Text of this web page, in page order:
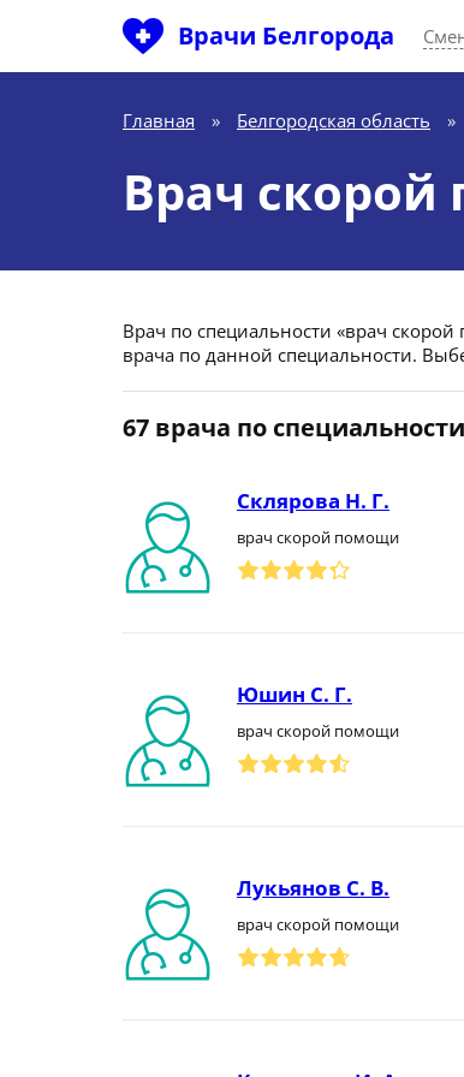
Врачи Белгорода
Главная » Белгородская область »
Врач
Врач по специальности «врач скорой
врача по данной специальности.
67 врача по
Склярова Н. Г.
врач скорой помощи
Юшин С. Г.
врач скорой помощи
Лукьянов С. В.
врач скорой помощи